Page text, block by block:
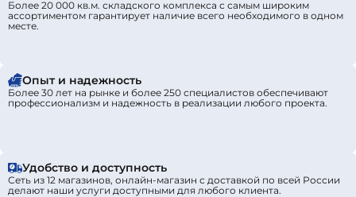
Более 20 000 кв.м. складского комплекса с самым широким
ассортиментом гарантирует наличие всего необходимого в одном
месте.
Опыт и надежность
Более 30 лет на рынке и более 250 специалистов обеспечивают
профессионализм и надежность в реализации любого проекта.
Удобство и доступность
Сеть из 12 магазинов, онлайн-магазин с доставкой по всей России
делают наши услуги доступными для любого клиента.